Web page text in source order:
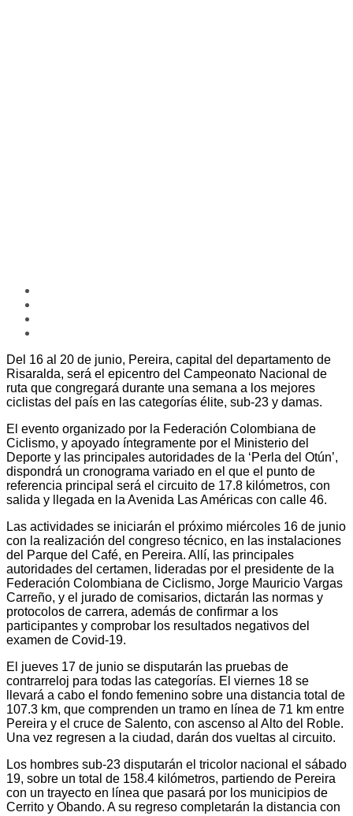
Del 16 al 20 de junio, Pereira, capital del departamento de
Risaralda, será el epicentro del Campeonato Nacional de
ruta que congregará durante una semana a los mejores
ciclistas del país en las categorías élite, sub-23 y damas.
El evento organizado por la Federación Colombiana de
Ciclismo, y apoyado íntegramente por el Ministerio del
Deporte y las principales autoridades de la ‘Perla del Otún’,
dispondrá un cronograma variado en el que el punto de
referencia principal será el circuito de 17.8 kilómetros, con
salida y llegada en la Avenida Las Américas con calle 46.
Las actividades se iniciarán el próximo miércoles 16 de junio
con la realización del congreso técnico, en las instalaciones
del Parque del Café, en Pereira. Allí, las principales
autoridades del certamen, lideradas por el presidente de la
Federación Colombiana de Ciclismo, Jorge Mauricio Vargas
Carreño, y el jurado de comisarios, dictarán las normas y
protocolos de carrera, además de confirmar a los
participantes y comprobar los resultados negativos del
examen de Covid-19.
El jueves 17 de junio se disputarán las pruebas de
contrarreloj para todas las categorías. El viernes 18 se
llevará a cabo el fondo femenino sobre una distancia total de
107.3 km, que comprenden un tramo en línea de 71 km entre
Pereira y el cruce de Salento, con ascenso al Alto del Roble.
Una vez regresen a la ciudad, darán dos vueltas al circuito.
Los hombres sub-23 disputarán el tricolor nacional el sábado
19, sobre un total de 158.4 kilómetros, partiendo de Pereira
con un trayecto en línea que pasará por los municipios de
Cerrito y Obando. A su regreso completarán la distancia con